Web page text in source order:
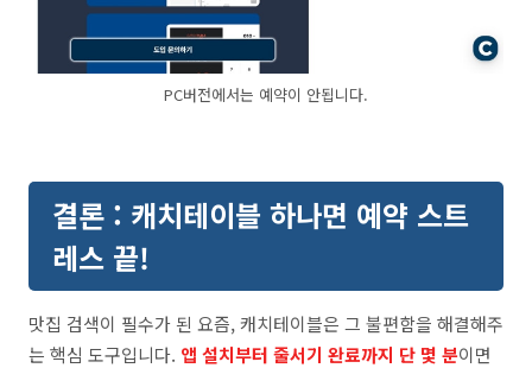
PC버전에서는 예약이 안됩니다.
결론 : 캐치테이블 하나면 예약 스트
레스 끝!
맛집 검색이 필수가 된 요즘, 캐치테이블은 그 불편함을 해결해주
는 핵심 도구입니다. 앱 설치부터 줄서기 완료까지 단 몇 분이면